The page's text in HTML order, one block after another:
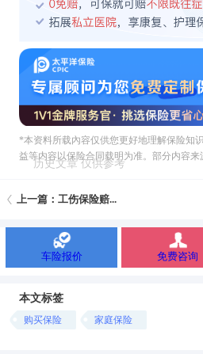
*本资料所载內容仅供您更好地理解保险知
益等内容以保险合同载明为准。部分内容
上一篇：工伤保险赔...
车险报价 免费咨询
本文标签
购买保险 家庭保险